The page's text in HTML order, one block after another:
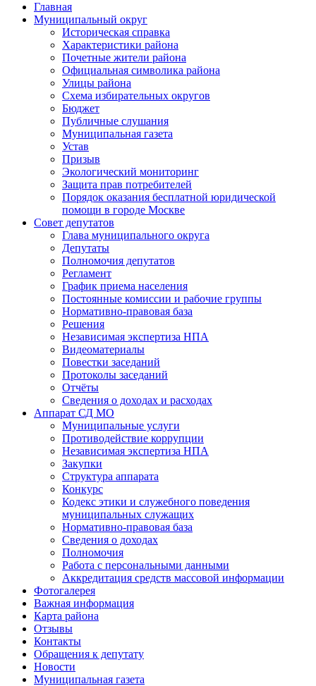
Главная
Муниципальный округ
Историческая справка
Характеристики района
Почетные жители района
Официальная символика района
Улицы района
Схема избирательных округов
Бюджет
Публичные слушания
Муниципальная газета
Устав
Призыв
Экологический мониторинг
Защита прав потребителей
Порядок оказания бесплатной юридической
помощи в городе Москве
Совет депутатов
Глава муниципального округа
Депутаты
Полномочия депутатов
Регламент
График приема населения
Постоянные комиссии и рабочие группы
Нормативно-правовая база
Решения
Независимая экспертиза НПА
Видеоматериалы
Повестки заседаний
Протоколы заседаний
Отчёты
Сведения о доходах и расходах
Аппарат СД МО
Муниципальные услуги
Противодействие коррупции
Независимая экспертиза НПА
Закупки
Структура аппарата
Конкурс
Кодекс этики и служебного поведения
муниципальных служащих
Нормативно-правовая база
Сведения о доходах
Полномочия
Работа с персональными данными
Аккредитация средств массовой информации
Фотогалерея
Важная информация
Карта района
Отзывы
Контакты
Обращения к депутату
Новости
Муниципальная газета